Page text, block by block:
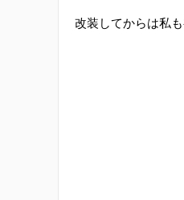
改装してからは私